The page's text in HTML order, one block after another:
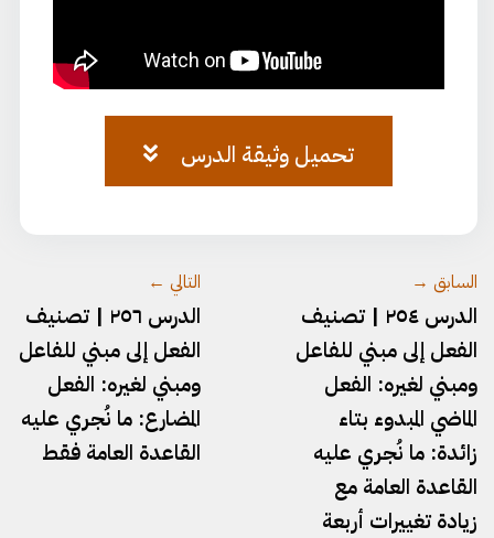
تحميل وثيقة الدرس
السابق →
الدرس ٢٥٤ | تصنيف
الفعل إلى مبني للفاعل
ومبني لغيره:⁠ الفعل
الماضي المبدوء بتاء
زائدة: ما نُجري عليه
القاعدة العامة مع
زيادة تغييرات أربعة⁠
التالي ←
الدرس ٢٥٦ | تصنيف
الفعل إلى مبني للفاعل
ومبني لغيره:⁠ الفعل
المضارع: ما نُجري عليه
القاعدة العامة فقط